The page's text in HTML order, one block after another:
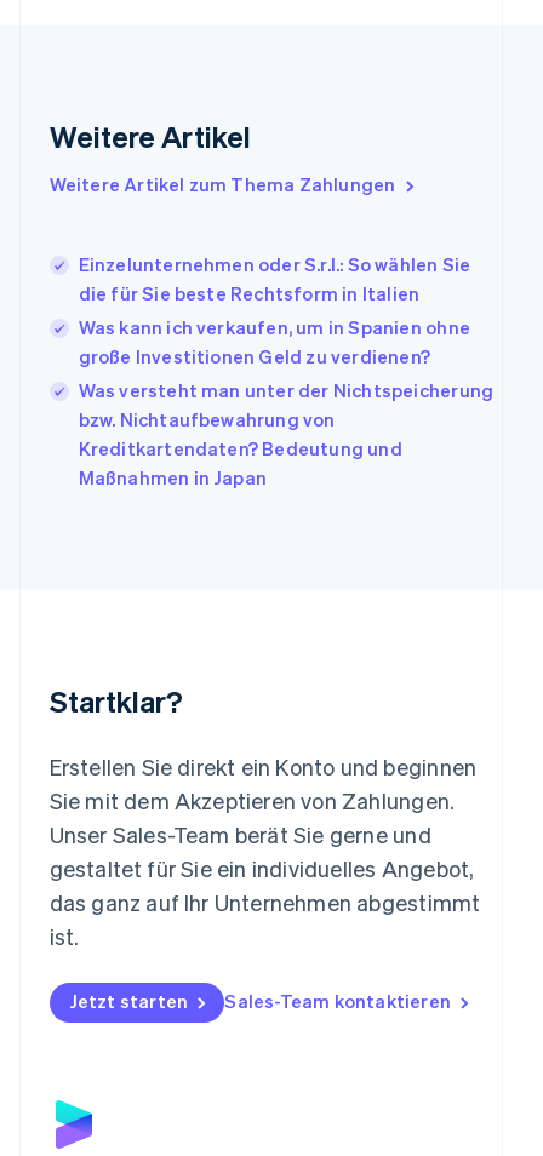
Weitere Artikel
Weitere Artikel zum Thema Zahlungen
Einzelunternehmen oder S.r.l.: So wählen Sie
die für Sie beste Rechtsform in Italien
Was kann ich verkaufen, um in Spanien ohne
große Investitionen Geld zu verdienen?
Was versteht man unter der Nichtspeicherung
bzw. Nichtaufbewahrung von
Kreditkartendaten? Bedeutung und
Maßnahmen in Japan
Startklar?
Erstellen Sie direkt ein Konto und beginnen
Sie mit dem Akzeptieren von Zahlungen.
Unser Sales-Team berät Sie gerne und
gestaltet für Sie ein individuelles Angebot,
das ganz auf Ihr Unternehmen abgestimmt
ist.
Jetzt starten Sales-Team kontaktieren
Indien
Irland
ItalianoEnglish
Japan
Kanada
English Français
Kroatien
EnglishItaliano
Lettland
English
Liechtenstein
English
Español English
Neuseeland
English
Niederlande
Norwegen
English
Polen
English
Portugal
Schweden